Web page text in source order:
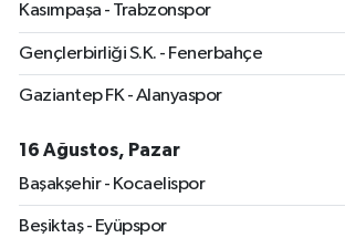
Kasımpaşa - Trabzonspor
Gençlerbirliği S.K. - Fenerbahçe
Gaziantep FK - Alanyaspor
16 Ağustos, Pazar
Başakşehir - Kocaelispor
Beşiktaş - Eyüpspor